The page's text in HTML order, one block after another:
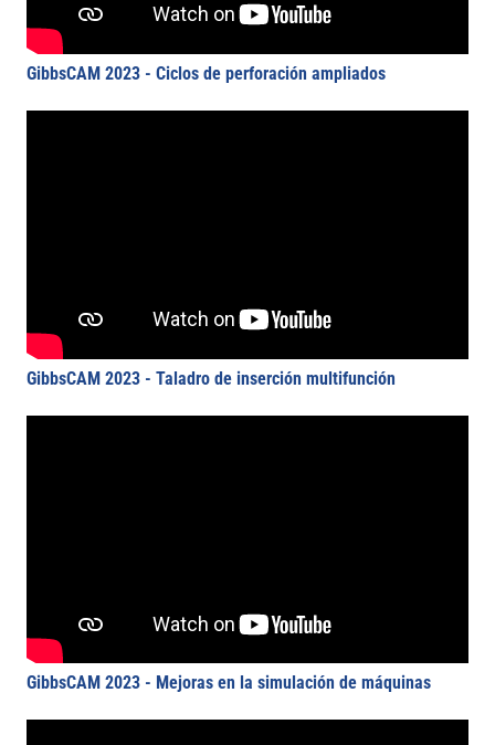
GibbsCAM 2023 - Ciclos de perforación ampliados
GibbsCAM 2023 - Taladro de inserción multifunción
GibbsCAM 2023 - Mejoras en la simulación de máquinas